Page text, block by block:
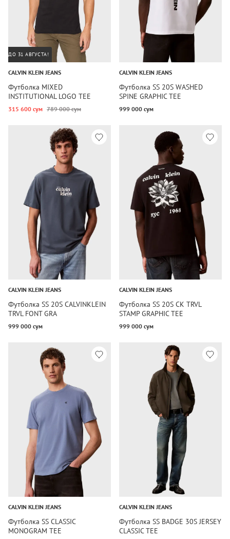
ДО 31 АВГУСТА!
CALVIN KLEIN JEANS
Футболка MIXED
INSTITUTIONAL LOGO TEE
315 600 сум 789 000 сум
CALVIN KLEIN JEANS
Футболка SS 20S WASHED
SPINE GRAPHIC TEE
999 000 сум
CALVIN KLEIN JEANS
Футболка SS 20S CALVINKLEIN
TRVL FONT GRA
999 000 сум
CALVIN KLEIN JEANS
Футболка SS 20S CK TRVL
STAMP GRAPHIC TEE
999 000 сум
CALVIN KLEIN JEANS
Футболка SS CLASSIC
MONOGRAM TEE
CALVIN KLEIN JEANS
Футболка SS BADGE 30S JERSEY
CLASSIC TEE